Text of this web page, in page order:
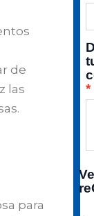
de
las
para